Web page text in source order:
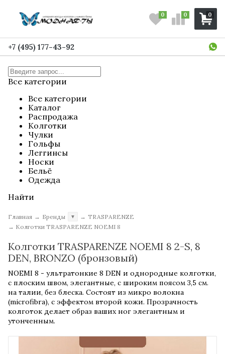
0
0 0
+7 (495) 177-43-92
Все категории
Все категории
Каталог
Распродажа
Колготки
Чулки
Гольфы
Леггинсы
Носки
Бельё
Одежда
Найти
Главная → Бренды ▼ → TRASPARENZE
→ Колготки TRASPARENZE NOEMI 8
Колготки TRASPARENZE NOEMI 8 2-S, 8
DEN, BRONZO (бронзовый)
NOEMI 8 - ультратонкие 8 DEN и однородные колготки,
с плоским швом, элегантные, с широким поясом 3,5 см.
на талии, без блеска. Состоят из микро волокна
(microfibra), с эффектом второй кожи. Прозрачность
колготок делает образ ваших ног элегантным и
утонченным.